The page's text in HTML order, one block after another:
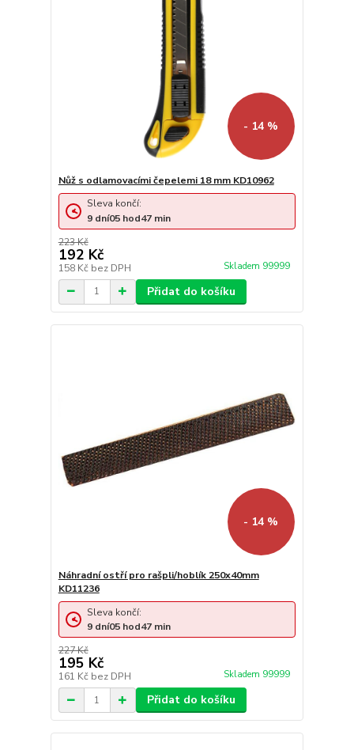
- 14 %
Nůž s odlamovacími čepelemi 18 mm KD10962
223 Kč
192 Kč
158 Kč bez DPH Skladem 99999
Sleva končí:
9 dní05 hod47 min
Přidat do košíku
- 14 %
Náhradní ostří pro rašpli/hoblík 250x40mm
KD11236
227 Kč
195 Kč
161 Kč bez DPH Skladem 99999
Sleva končí:
9 dní05 hod47 min
Přidat do košíku